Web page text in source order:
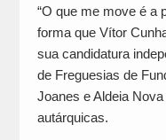
“O que me move é a
forma que Vítor
sua candidatura
de Freguesias de
Joanes e Aldeia
autárquicas.